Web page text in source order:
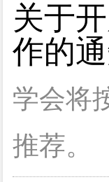
关于
作的
学会将
推荐。